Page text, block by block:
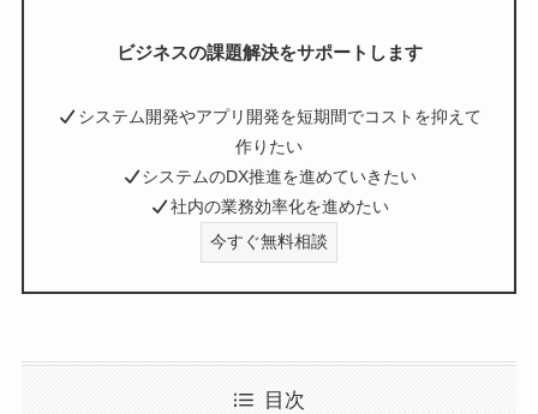
ビジネスの課題解決をサポートします
システム開発やアプリ開発を短期間でコストを抑えて
作りたい
システムのDX推進を進めていきたい
社内の業務効率化を進めたい
今すぐ無料相談
目次